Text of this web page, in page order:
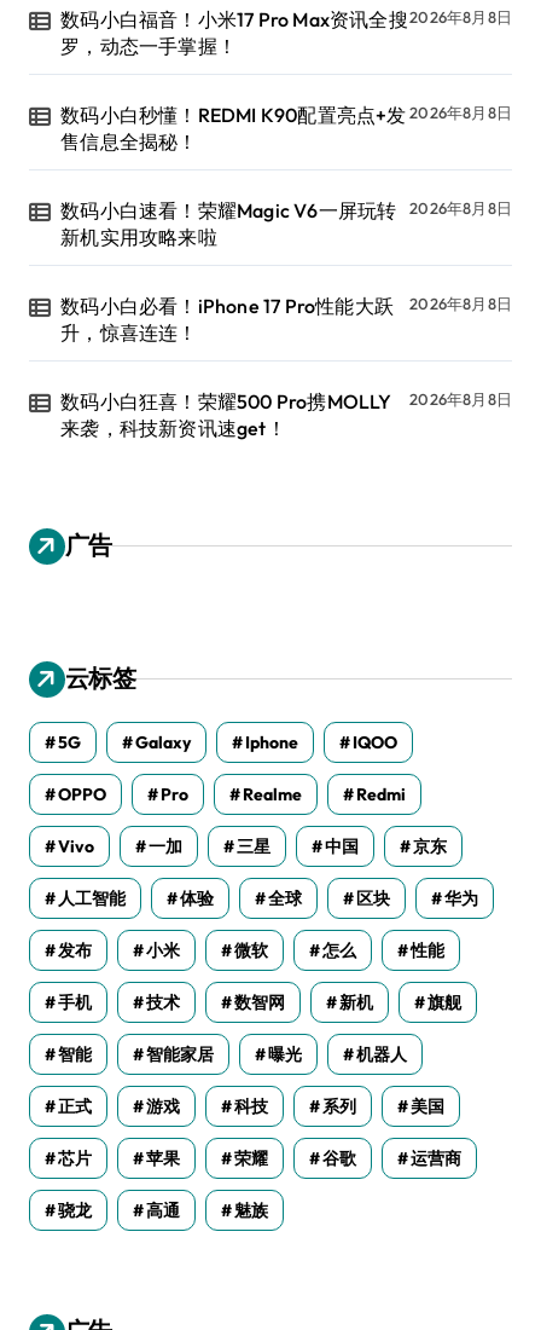
数码小白福音！小米17 Pro Max资讯全搜
罗，动态一手掌握！
2026年8月8日
数码小白秒懂！REDMI K90配置亮点+发
售信息全揭秘！
2026年8月8日
数码小白速看！荣耀Magic V6一屏玩转
新机实用攻略来啦
2026年8月8日
数码小白必看！iPhone 17 Pro性能大跃
升，惊喜连连！
2026年8月8日
数码小白狂喜！荣耀500 Pro携MOLLY
来袭，科技新资讯速get！
2026年8月8日
广告
云标签
5G Galaxy Iphone IQOO
OPPO Pro Realme Redmi
Vivo 一加 三星 中国 京东
人工智能 体验 全球 区块 华为
发布 小米 微软 怎么 性能
手机 技术 数智网 新机 旗舰
智能 智能家居 曝光 机器人
正式 游戏 科技 系列 美国
芯片 苹果 荣耀 谷歌 运营商
骁龙 高通 魅族